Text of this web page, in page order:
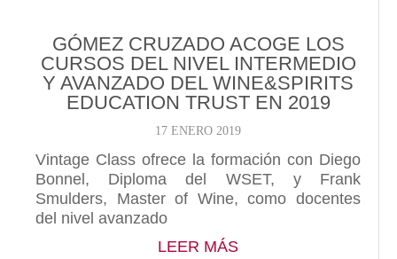
GÓMEZ CRUZADO ACOGE LOS
CURSOS DEL NIVEL INTERMEDIO
Y AVANZADO DEL WINE&SPIRITS
EDUCATION TRUST EN 2019
17 ENERO 2019
Vintage Class ofrece la formación con Diego
Bonnel, Diploma del WSET, y Frank
Smulders, Master of Wine, como docentes
del nivel avanzado
LEER MÁSABOUT GÓMEZ